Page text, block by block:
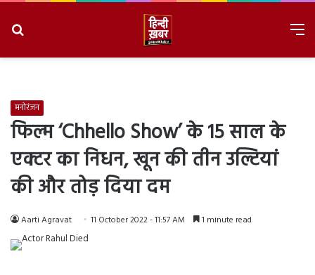
मनोरंजन
फिल्म ‘Chhello Show’ के 15 साल के
एक्टर का निधन, खून की तीन उल्टियां
की और तोड़ दिया दम
Aarti Agravat 11 October 2022 - 11:57 AM 1 minute read